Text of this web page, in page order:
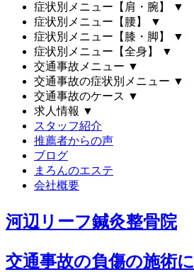
症状別メニュー【肩・腕】
▼
症状別メニュー【腰】
▼
症状別メニュー【膝・脚】
▼
症状別メニュー【全身】
▼
交通事故メニュー ▼
交通事故の症状別メニュー ▼
交通事故のケース ▼
求人情報 ▼
スタッフ紹介
推薦者からの声
ブログ
まろんのエステ
会社概要
河辺リーフ鍼灸整骨院
交通事故の負傷の施術に